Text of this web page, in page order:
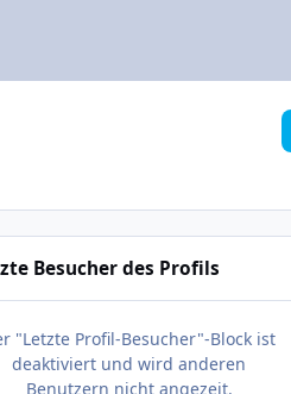
Besucher des Profils
"Letzte Profil-Besucher"-Block ist
deaktiviert und wird anderen
Benutzern nicht angezeit.